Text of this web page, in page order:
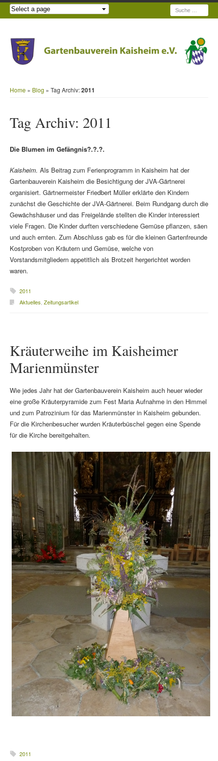
Suche
Home» Blog » Tag Archiv:2011
Tag Archiv: 2011
Die Blumen im Gefängnis?.?.?.
Kaisheim. Als Beitrag zum Ferienprogramm in Kaisheim hat der
Gartenbauverein Kaisheim die Besichtigung der JVA-Gärtnerei
organisiert. Gärtnermeister Friedbert Müller erklärte den Kindern
zunächst die Geschichte der JVA-Gärtnerei. Beim Rundgang durch die
Gewächshäuser und das Freigelände stellten die Kinder interessiert
viele Fragen. Die Kinder durften verschiedene Gemüse pflanzen, säen
und auch ernten. Zum Abschluss gab es für die kleinen Gartenfreunde
Kostproben von Kräutern und Gemüse, welche von
Vorstandsmitgliedern appetitlich als Brotzeit hergerichtet worden
waren.
2011
Aktuelles, Zeitungsartikel
Kräuterweihe im Kaisheimer
Marienmünster
Wie jedes Jahr hat der Gartenbauverein Kaisheim auch heuer wieder
eine große Kräuterpyramide zum Fest Maria Aufnahme in den Himmel
und zum Patrozinium für das Marienmünster in Kaisheim gebunden.
Für die Kirchenbesucher wurden Kräuterbüschel gegen eine Spende
für die Kirche bereitgehalten.
2011